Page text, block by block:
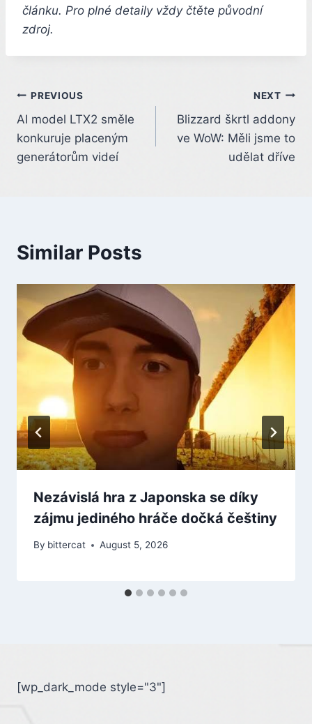
článku. Pro plné detaily vždy čtěte původní
zdroj.
Post
navigation
PREVIOUS
AI model LTX2 směle
konkuruje placeným
generátorům videí
NEXT
Blizzard škrtl addony
ve WoW: Měli jsme to
udělat dříve
Similar Posts
Nezávislá hra z Japonska se díky
zájmu jediného hráče dočká češtiny
By bittercat August 5, 2026
[wp_dark_mode style="3"]